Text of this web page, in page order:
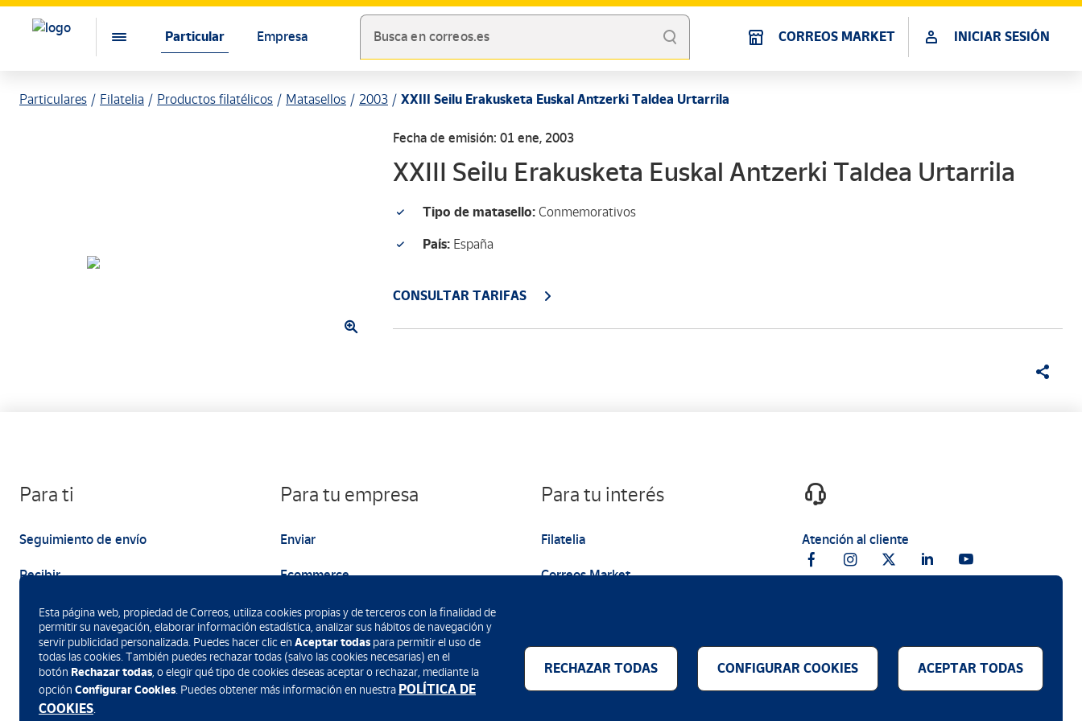
Particular Empresa Busca en correos.es CORREOS MARKET INICIAR SESIÓN
Particulares Filatelia Productos filatélicos Matasellos 2003 XXIII Seilu Erakusketa Euskal Antzerki Taldea Urtarrila
Fecha de emisión: 01 ene, 2003
XXIII Seilu Erakusketa Euskal Antzerki Taldea Urtarrila
Tipo de matasello: Conmemorativos
País: España
CONSULTAR TARIFAS
Para ti
Seguimiento de envío
Recibir
Enviar
Para tu empresa
Enviar
Ecommerce
Marketing
Para tu interés
Filatelia
Correos Market
Atención al cliente
Descarga la App de Correos
Esta página web, propiedad de Correos, utiliza cookies propias y de terceros con la finalidad de
permitir su navegación, elaborar información estadística, analizar sus hábitos de navegación y
servir publicidad personalizada. Puedes hacer clic en Aceptar todas para permitir el uso de
todas las cookies. También puedes rechazar todas (salvo las cookies necesarias) en el
botón Rechazar todas, o elegir qué tipo de cookies deseas aceptar o rechazar, mediante la
opción Configurar Cookies. Puedes obtener más información en nuestra POLÍTICA DE
COOKIES.
RECHAZAR TODAS CONFIGURAR COOKIES ACEPTAR TODAS